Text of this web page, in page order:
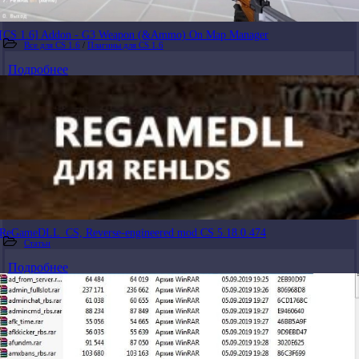
[CS 1.6] Addon - G3 Weapon (&Ammo) On Map Manager
Все для CS 1.6 / Плагины для CS 1.6
Подробнее
ReGameDLL_CS, Reverse-engineered mod CS 5.18.0.474
Статьи
Подробнее